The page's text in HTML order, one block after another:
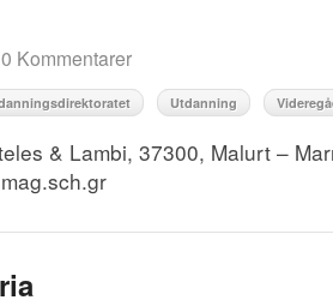
0 Kommentarer
Utdanning
& Lambi, 37300, Malurt –